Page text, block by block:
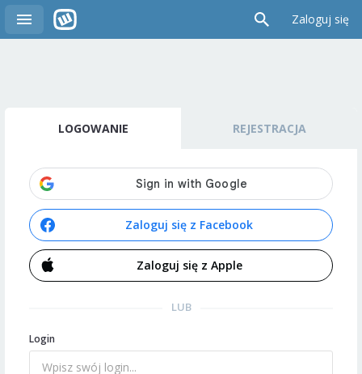
Zaloguj się
LOGOWANIE REJESTRACJA
Zaloguj się z Facebook
Zaloguj się z Apple
LUB
Login